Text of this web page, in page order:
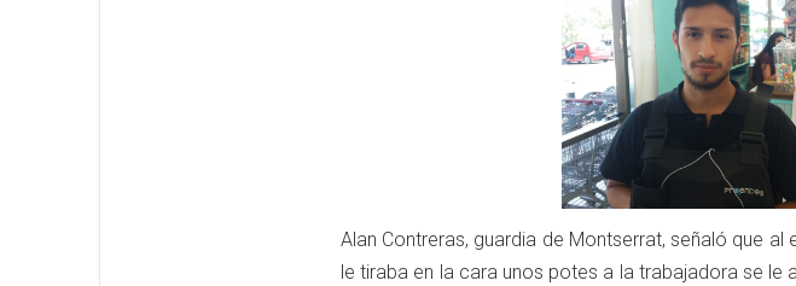
Alan Contreras, guardia de Montserrat, señaló que
le tiraba en la cara unos potes a la trabajadora se